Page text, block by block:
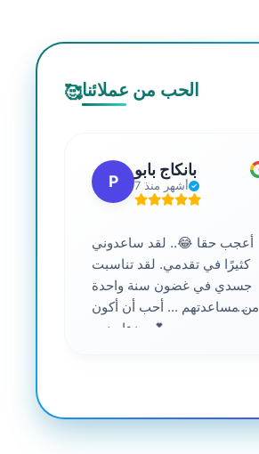
🥰الحب من عملائنا
P
بانكاج بابو
7 أشهر منذ
أعجب حقا 😂.. لقد ساعدوني
كثيرًا في تقدمي. لقد تناسبت
جسدي في غضون سنة واحدة
من مساعدتهم ... أحب أن أكون
جزءا منهم 💕